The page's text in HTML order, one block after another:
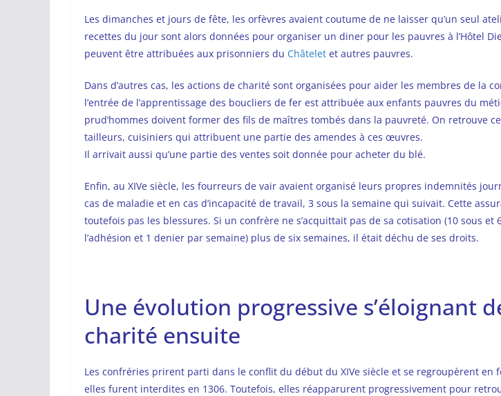
Les dimanches et jours de fête, les orfèvres avaient coutume de ne laisser qu’un seul
recettes du jour sont alors données pour organiser un diner pour les pauvres à l’Hôtel
peuvent être attribuées aux prisonniers du Châtelet et autres pauvres.
Dans d’autres cas, les actions de charité sont organisées pour aider les membres de la
l’entrée de l’apprentissage des boucliers de fer est attribuée aux enfants pauvres du
prud’hommes doivent former des fils de maîtres tombés dans la pauvreté. On retrouve
tailleurs, cuisiniers qui attribuent une partie des amendes à ces œuvres.
Il arrivait aussi qu’une partie des ventes soit donnée pour acheter du blé.
Enfin, au XIVe siècle, les fourreurs de vair avaient organisé leurs propres indemnités
cas de maladie et en cas d’incapacité de travail, 3 sous la semaine qui suivait. Cette
toutefois pas les blessures. Si un confrère ne s’acquittait pas de sa cotisation (10 sous et
l’adhésion et 1 denier par semaine) plus de six semaines, il était déchu de ses droits.
Une évolution progressive s’éloignant
charité ensuite
Les confréries prirent parti dans le conflit du début du XIVe siècle et se regroupèrent en
elles furent interdites en 1306. Toutefois, elles réapparurent progressivement pour